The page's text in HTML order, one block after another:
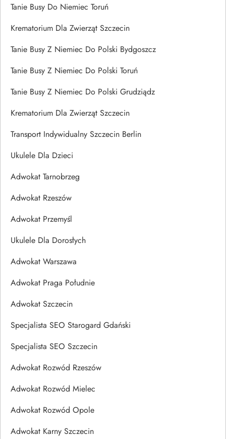
Tanie Busy Do Niemiec Toruń
Krematorium Dla Zwierząt Szczecin
Tanie Busy Z Niemiec Do Polski Bydgoszcz
Tanie Busy Z Niemiec Do Polski Toruń
Tanie Busy Z Niemiec Do Polski Grudziądz
Krematorium Dla Zwierząt Szczecin
Transport Indywidualny Szczecin Berlin
Ukulele Dla Dzieci
Adwokat Tarnobrzeg
Adwokat Rzeszów
Adwokat Przemyśl
Ukulele Dla Dorosłych
Adwokat Warszawa
Adwokat Praga Południe
Adwokat Szczecin
Specjalista SEO Starogard Gdański
Specjalista SEO Szczecin
Adwokat Rozwód Rzeszów
Adwokat Rozwód Mielec
Adwokat Rozwód Opole
Adwokat Karny Szczecin